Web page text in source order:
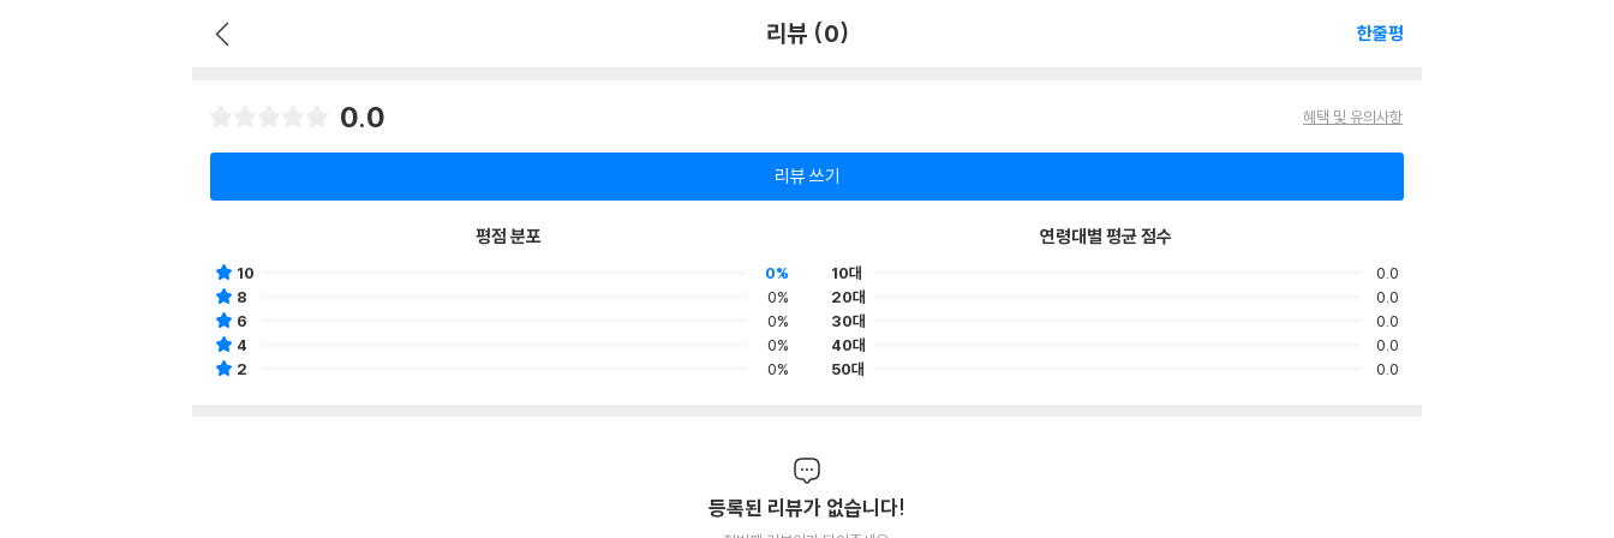
리뷰 (0) 한줄평
0.0 혜택 및 유의사항
리뷰 쓰기
평점 분포
10
0%
8
0%
6
0%
4
0%
2
0%
연령대별 평균 점수
10대
0.0
20대
0.0
30대
0.0
40대
0.0
50대
0.0
등록된 리뷰가 없습니다!